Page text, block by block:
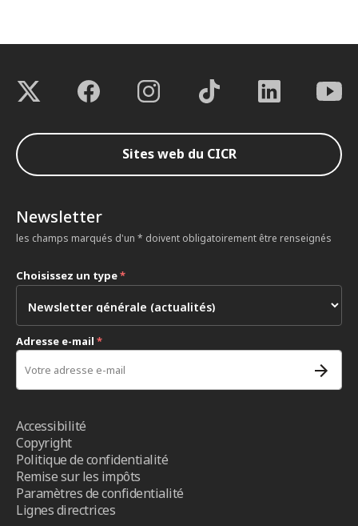
Sites web du CICR
Newsletter
les champs marqués d'un * doivent obligatoirement être renseignés
Choisissez un type*
Adresse e-mail *
Accessibilité
Copyright
Politique de confidentialité
Remise sur les impôts
Paramètres de confidentialité
Lignes directrices